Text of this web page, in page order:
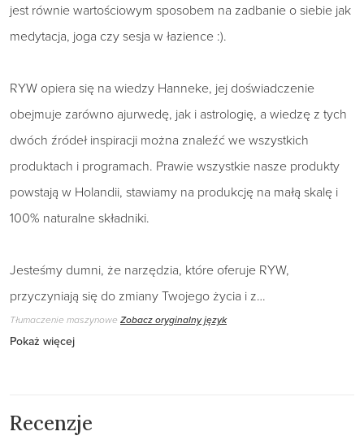
jest równie wartościowym sposobem na zadbanie o siebie jak
medytacja, joga czy sesja w łazience :).
RYW opiera się na wiedzy Hanneke, jej doświadczenie
obejmuje zarówno ajurwedę, jak i astrologię, a wiedzę z tych
dwóch źródeł inspiracji można znaleźć we wszystkich
produktach i programach. Prawie wszystkie nasze produkty
powstają w Holandii, stawiamy na produkcję na małą skalę i
100% naturalne składniki.
Jesteśmy dumni, że narzędzia, które oferuje RYW,
przyczyniają się do zmiany Twojego życia i z…
Tłumaczenie maszynowe Zobacz oryginalny język
Pokaż więcej
Recenzje